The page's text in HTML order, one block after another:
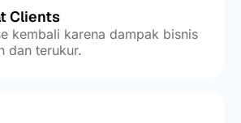
Clients
kembali karena dampak bisnis
dan terukur.